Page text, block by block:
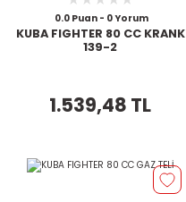
0.0 Puan - 0 Yorum
KUBA FIGHTER 80 CC KRANK
139-2
1.539,48 TL